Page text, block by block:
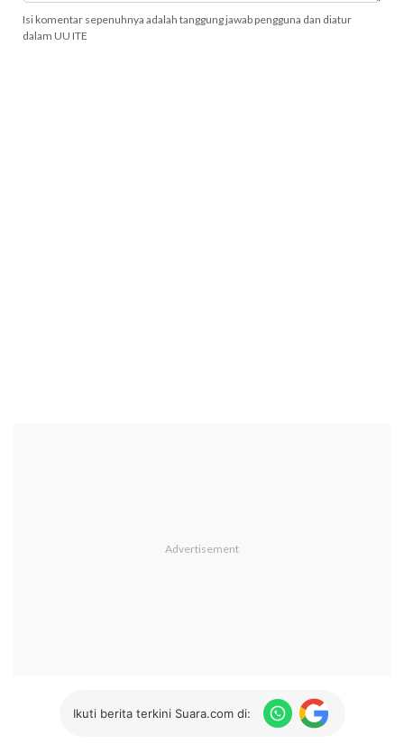
Isi komentar sepenuhnya adalah tanggung jawab pengguna dan diatur
dalam UU ITE
Ikuti berita terkini Suara.com di: